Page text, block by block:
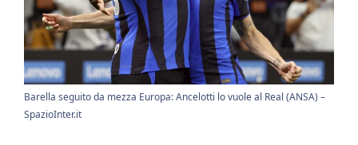
Barella seguito da mezza Europa: Ancelotti lo vuole al Real (ANSA) –
SpazioInter.it